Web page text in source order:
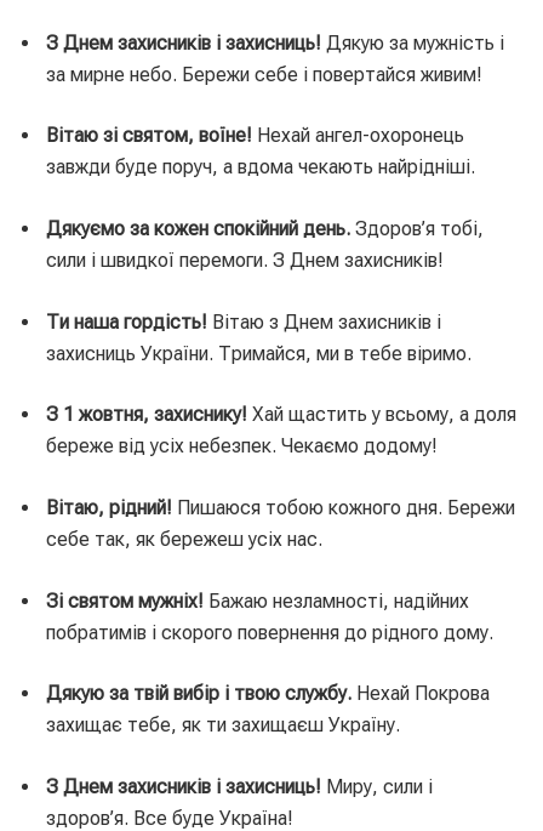
З Днем захисників і захисниць! Дякую за мужність і
за мирне небо. Бережи себе і повертайся живим!
Вітаю зі святом, воїне! Нехай ангел-охоронець
завжди буде поруч, а вдома чекають найрідніші.
Дякуємо за кожен спокійний день. Здоров’я тобі,
сили і швидкої перемоги. З Днем захисників!
Ти наша гордість! Вітаю з Днем захисників і
захисниць України. Тримайся, ми в тебе віримо.
З 1 жовтня, захиснику! Хай щастить у всьому, а доля
береже від усіх небезпек. Чекаємо додому!
Вітаю, рідний! Пишаюся тобою кожного дня. Бережи
себе так, як бережеш усіх нас.
Зі святом мужніх! Бажаю незламності, надійних
побратимів і скорого повернення до рідного дому.
Дякую за твій вибір і твою службу. Нехай Покрова
захищає тебе, як ти захищаєш Україну.
З Днем захисників і захисниць! Миру, сили і
здоров’я. Все буде Україна!